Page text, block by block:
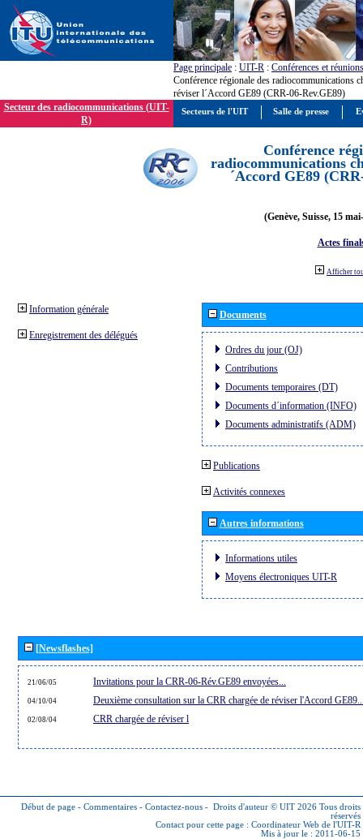
Page principale : UIT-R : Conférences et réunions
Conférence régionale des radiocommunications
réviser l´Accord GE89 (CRR-06-Rev.GE89)
Secteur des radiocommunications (UIT-
R)
Conférence
radiocommunications
´Accord GE89
(Genève, Suisse, 15
Actes
Afficher
Information générale
Enregistrement des délégués
Documents
Ordres du jour (OJ)
Contributions
Documents temporaires (DT)
Documents d´information (INFO)
Documents administratifs (ADM)
Publications
Activités connexes
Autres informations
Informations utiles
Moyens électroniques UIT-R
[Newsflashes]
21/06/05 Invitations pour la CRR-06-Rév.GE89 envoyées...
04/10/04 Deuxième consultation sur la CRR chargée de réviser l'Accord
02/08/04 CRR chargée de réviser l
Début de page - Commentaires - Contactez-nous - Droits d'auteur © UIT 2026 Tous droits
réservés
Contact pour cette page : Coordinateur Web de l'UIT-R
Mis à jour le : 2011-06-15
Secteurs de l'UIT Salle de presse